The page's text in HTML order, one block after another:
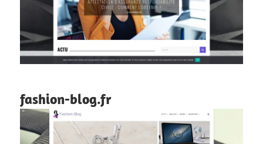
fashion-blog.fr